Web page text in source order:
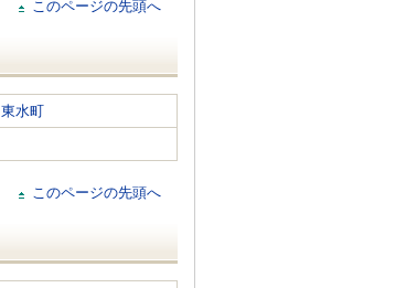
このページの先頭へ
東水町
このページの先頭へ